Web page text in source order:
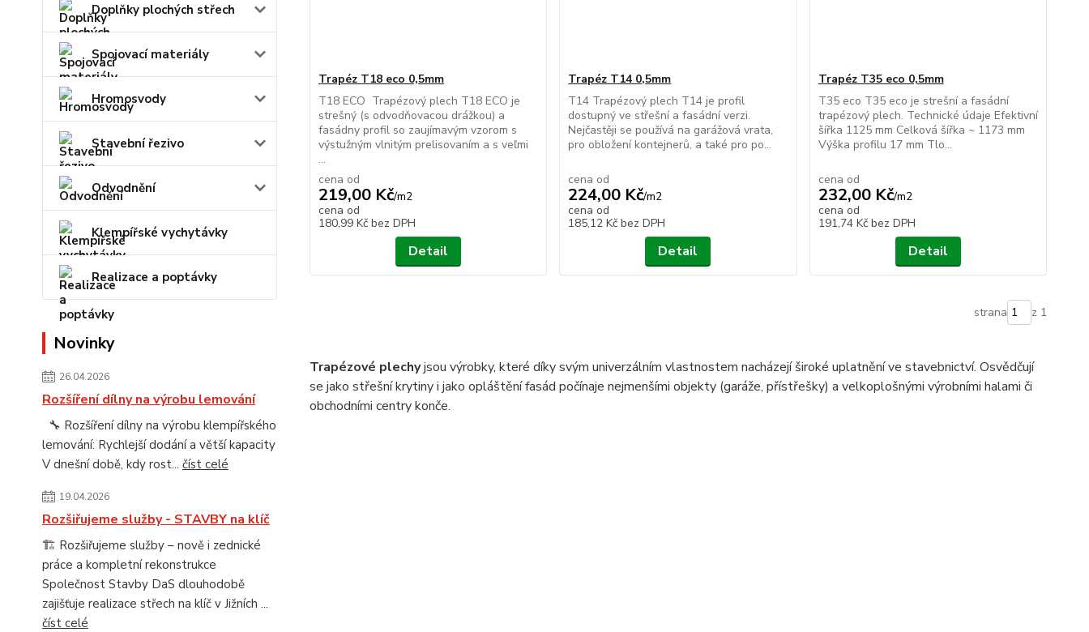
Doplňky plochých střech
Spojovací materiály
Hromosvody
Stavební řezivo
Odvodnění
Klempířské vychytávky
Realizace a poptávky
Novinky
26.04.2026
Rozšíření dílny na výrobu lemování
🔧 Rozšíření dílny na výrobu klempířského
lemování: Rychlejší dodání a větší kapacity
V dnešní době, kdy rost... číst celé
19.04.2026
Rozšiřujeme služby - STAVBY na klíč
🏗️ Rozšiřujeme služby – nově i zednické
práce a kompletní rekonstrukce
Společnost Stavby DaS dlouhodobě
zajišťuje realizace střech na klíč v Jižních ...
číst celé
Trapéz T18 eco 0,5mm
T18 ECO Trapézový plech T18 ECO je
strešný (s odvodňovacou drážkou) a
fasádny profil so zaujímavým vzorom s
výstužným vlnitým prelisovaním a s veľmi
...
cena od
219,00 Kč/m2
cena od
180,99 Kč bez DPH
Detail
Trapéz T14 0,5mm
T14 Trapézový plech T14 je profil
dostupný ve střešní a fasádní verzi.
Nejčastěji se používá na garážová vrata,
pro obložení kontejnerů, a také pro po...
cena od
224,00 Kč/m2
cena od
185,12 Kčbez DPH
Detail
Trapéz T35 eco 0,5mm
T35 eco T35 eco je strešní a fasádní
trapézový plech. Technické údaje Efektivní
šířka 1125 mm Celková šířka ~ 1173 mm
Výška profilu 17 mm Tlo...
cena od
232,00 Kč/m2
cena od
191,74 Kč bez DPH
Detail
strana z 1
Trapézové plechyjsou výrobky, které díky svým univerzálním vlastnostem nacházejí široké uplatnění ve stavebnictví. Osvědčují
se jako střešní krytiny i jako opláštění fasád počínaje nejmenšími objekty (garáže, přístřešky) a velkoplošnými výrobními halami či
obchodními centry konče.